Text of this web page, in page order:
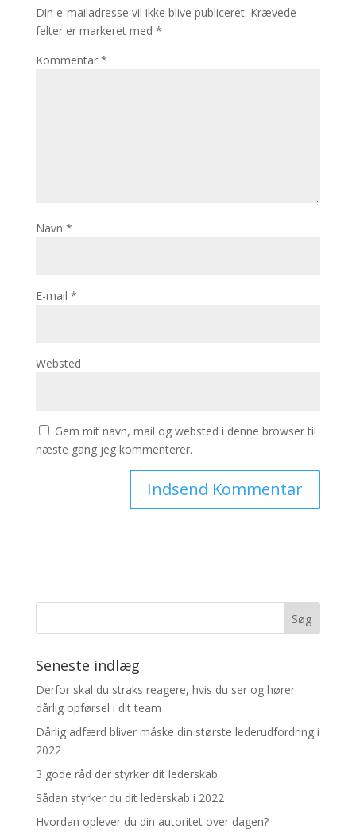
Din e-mailadresse vil ikke blive publiceret. Krævede
felter er markeret med *
Kommentar *
Navn *
E-mail *
Websted
Gem mit navn, mail og websted i denne browser til
næste gang jeg kommenterer.
Seneste indlæg
Derfor skal du straks reagere, hvis du ser og hører
dårlig opførsel i dit team
Dårlig adfærd bliver måske din største lederudfordring i
2022
3 gode råd der styrker dit lederskab
Sådan styrker du dit lederskab i 2022
Hvordan oplever du din autoritet over dagen?